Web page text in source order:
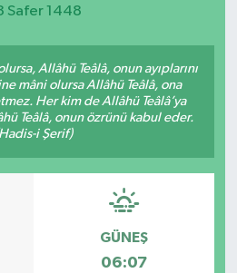
Safer 1448
Allâhü Teâlâ, onun ayıplarını
mâni olursa Allâhü Teâlâ, ona
Her kim de Allâhü Teâlâ’ya
Teâlâ, onun özrünü kabul eder.
i Şerif)
GÜNEŞ
06:07